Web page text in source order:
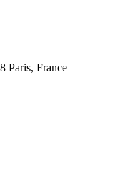
Paris, France